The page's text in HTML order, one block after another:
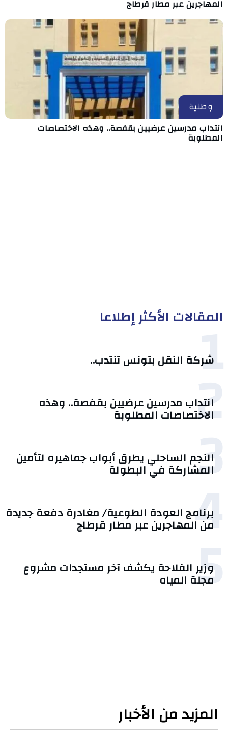
المهاجرين عبر مطار قرطاج
وطنية
انتداب مدرسين عرضيين بقفصة.. وهذه الاختصاصات
المطلوبة
المقالات الأكثر إطلاعا
1
شركة النقل بتونس تنتدب..
2
انتداب مدرسين عرضيين بقفصة.. وهذه
الاختصاصات المطلوبة
3
النجم الساحلي يطرق أبواب جماهيره لتأمين
المشاركة في البطولة
4
برنامج العودة الطوعية/ مغادرة دفعة جديدة
من المهاجرين عبر مطار قرطاج
5
وزير الفلاحة يكشف آخر مستجدات مشروع
مجلة المياه
المزيد من الأخبار